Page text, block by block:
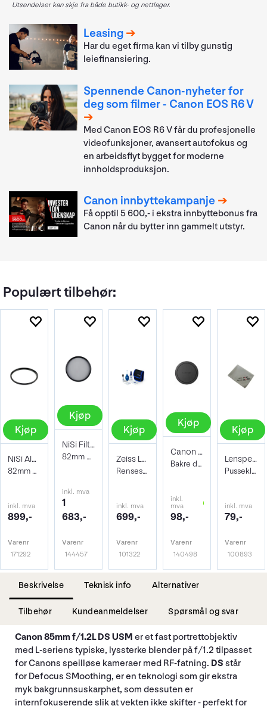
Utsendelser kan skje fra både butikk- og nettlager.
Leasing
Har du eget firma kan vi tilby gunstig
leiefinansiering.
Spennende Canon-nyheter for
deg som filmer - Canon EOS R6 V
Med Canon EOS R6 V får du profesjonelle
videofunksjoner, avansert autofokus og
en arbeidsflyt bygget for moderne
innholdsproduksjon.
Canon innbyttekampanje
Få opptil 5 600,- i ekstra innbyttebonus fra
Canon når du bytter inn gammelt utstyr.
Populært tilbehør:
Kjøp
NiSi AIR Protector Filter 82mm
82mm Beskyttelsesfilter
inkl. mva
899,-
Varenr
171292
Kjøp
NiSi Filter Circ Polarizer True Color 82
82mm Pro Nano Pola Filter
inkl. mva
1
683,-
Varenr
144457
Kjøp
Zeiss Lens Cleaning Kit
Rensesett for objektiv og kamera
inkl. mva
699,-
Varenr
101322
Kjøp
Canon Bakre Objektivdeksel EB
Bakre deksel til EF-M objektiv
inkl.
mva
98,-
Varenr
140498
Kjøp
Lenspen Photo Microklear Cloth
Pusseklut i microfiber
inkl. mva
79,-
Varenr
100893
Beskrivelse Teknisk info Alternativer
Tilbehør Kundeanmeldelser Spørsmål og svar
Canon 85mm f/1.2L DS USM er et fast portrettobjektiv
med L-seriens typiske, lyssterke blender på f/1.2 tilpasset
for Canons speilløse kameraer med RF-fatning. DS står
for Defocus SMoothing, er en teknologi som gir ekstra
myk bakgrunnsuskarphet, som dessuten er
internfokuserende slik at vekten ikke skifter - perfekt for